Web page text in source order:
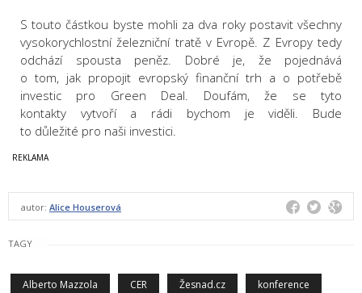
S touto částkou byste mohli za dva roky postavit všechny
vysokorychlostní železniční tratě v Evropě. Z Evropy tedy
odchází spousta peněz. Dobré je, že pojednává
o tom, jak propojit evropský finanční trh a o potřebě
investic pro Green Deal. Doufám, že se tyto
kontakty vytvoří a rádi bychom je viděli. Bude
to důležité pro naši investici.
autor: Alice Houserová
TAGY
Alberto Mazzola CER Žesnad.cz konference